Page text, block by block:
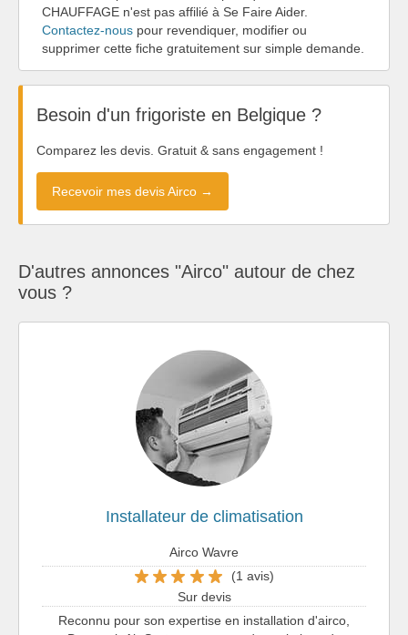
CHAUFFAGE n'est pas affilié à Se Faire Aider.
Contactez-nous pour revendiquer, modifier ou
supprimer cette fiche gratuitement sur simple demande.
Besoin d'un frigoriste en Belgique ?
Comparez les devis. Gratuit & sans engagement !
Recevoir mes devis Airco →
D'autres annonces "Airco" autour de chez
vous ?
Installateur de climatisation
Airco Wavre
(1 avis)
Sur devis
Reconnu pour son expertise en installation d'airco,